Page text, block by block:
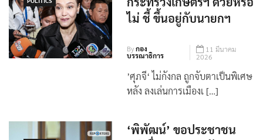
POLITICS
’ศุภจี‘ บอก ยังไม่รู้ กำกับ
กระทรวงเกษตรฯ ด้วยหรือ
ไม่ ชี้ ขึ้นอยู่กับนายกฯ
Byกอง
บรรณาธิการ
11 มีนาคม
2026